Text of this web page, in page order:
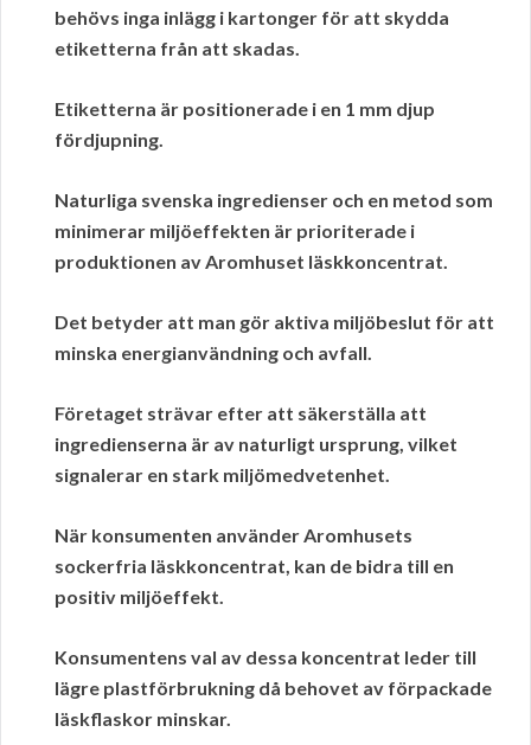
behövs inga inlägg i kartonger för att skydda
etiketterna från att skadas.
Etiketterna är positionerade i en 1 mm djup
fördjupning.
Naturliga svenska ingredienser och en metod som
minimerar miljöeffekten är prioriterade i
produktionen avAromhuset läskkoncentrat.
Det betyder att man gör aktiva miljöbeslut för att
minska energianvändning och avfall.
Företaget strävar efter att säkerställa att
ingredienserna är av naturligt ursprung, vilket
signalerar en stark miljömedvetenhet.
När konsumenten använderAromhusets
sockerfria läskkoncentrat, kan de bidra till en
positiv miljöeffekt.
Konsumentens val av dessa koncentrat leder till
lägre plastförbrukning då behovet av förpackade
läskflaskor minskar.